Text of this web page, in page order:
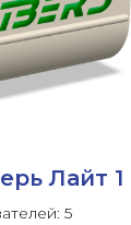
Лайт 1
5